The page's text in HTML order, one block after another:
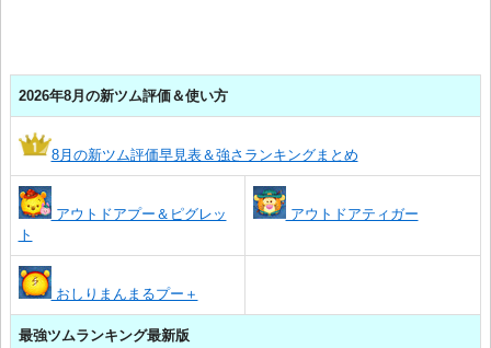
2026年8月の新ツム評価＆使い方
8月の新ツム評価早見表＆強さランキングまとめ
アウトドアプー＆ピグレッ
ト
アウトドアティガー
おしりまんまるプー＋
最強ツムランキング最新版